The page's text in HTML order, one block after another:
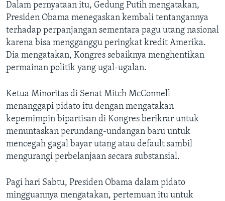
Dalam pernyataan itu, Gedung Putih mengatakan,
Presiden Obama menegaskan kembali tentangannya
terhadap perpanjangan sementara pagu utang nasional
karena bisa mengganggu peringkat kredit Amerika.
Dia mengatakan, Kongres sebaiknya menghentikan
permainan politik yang ugal-ugalan.
Ketua Minoritas di Senat Mitch McConnell
menanggapi pidato itu dengan mengatakan
kepemimpin bipartisan di Kongres berikrar untuk
menuntaskan perundang-undangan baru untuk
mencegah gagal bayar utang atau default sambil
mengurangi perbelanjaan secara substansial.
Pagi hari Sabtu, Presiden Obama dalam pidato
mingguannya mengatakan, pertemuan itu untuk